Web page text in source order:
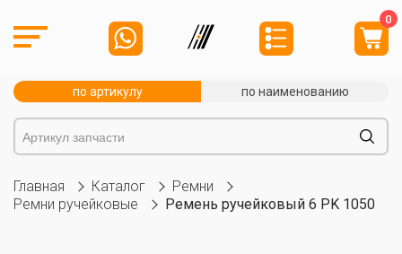
0
по артикулу по наименованию
Главная Каталог
Ремни
Ремни ручейковые
Ремень ручейковый 6 PK 1050